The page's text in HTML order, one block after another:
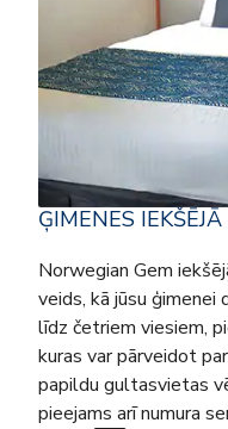
ĢIMENES
Norwegian Gem
veids, kā jūsu
līdz četriem viesiem,
kuras var pārveidot
papildu gultasvietas
pieejams arī numura